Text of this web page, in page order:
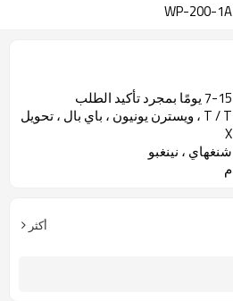
WP-200-1A
7-15 يومًا بمجرد تأكيد الطلب
T / T ، ويسترن يونيون ، باي بال ، تحويل
X
شنغهاي ، نينغبو
م
أكثر